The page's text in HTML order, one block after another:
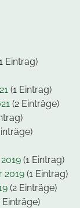
Eintrag)
(1 Eintrag)
(2 Einträge)
(1 Eintrag)
2019 (1 Eintrag)
(2 Einträge)
Einträge)